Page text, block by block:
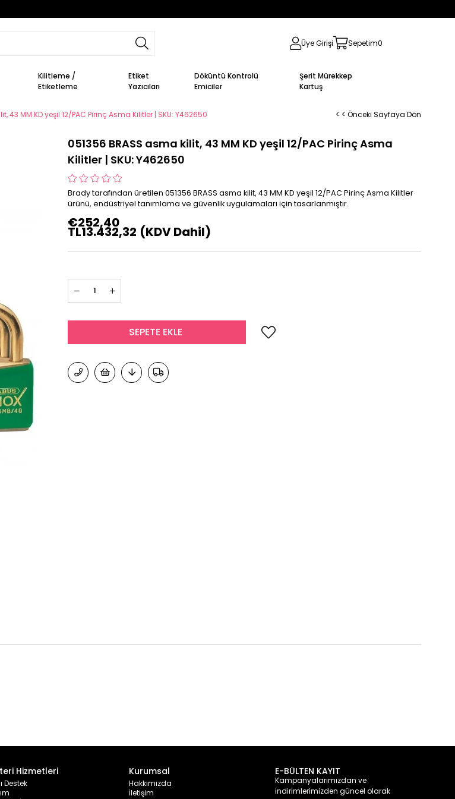
Üye Girişi Sepetim0
Kilitleme /
Etiketleme
Etiket
Yazıcıları
Döküntü Kontrolü
Emiciler
Şerit Mürekkep
Kartuş
43 MM KD yeşil 12/PAC Pirinç Asma Kilitler | SKU: Y462650 < < Önceki Sayfaya Dön
051356 BRASS asma kilit, 43 MM KD yeşil 12/PAC Pirinç Asma
Kilitler | SKU: Y462650
Brady tarafından üretilen 051356 BRASS asma kilit, 43 MM KD yeşil 12/PAC Pirinç Asma Kilitler
ürünü, endüstriyel tanımlama ve güvenlik uygulamaları için tasarlanmıştır.
€252,40
TL13.432,32 (KDV Dahil)
Hizmetleri
Destek
Kurumsal
Hakkımızda
İletişim
E-BÜLTEN KAYIT
Kampanyalarımızdan ve
indirimlerimizden güncel olarak